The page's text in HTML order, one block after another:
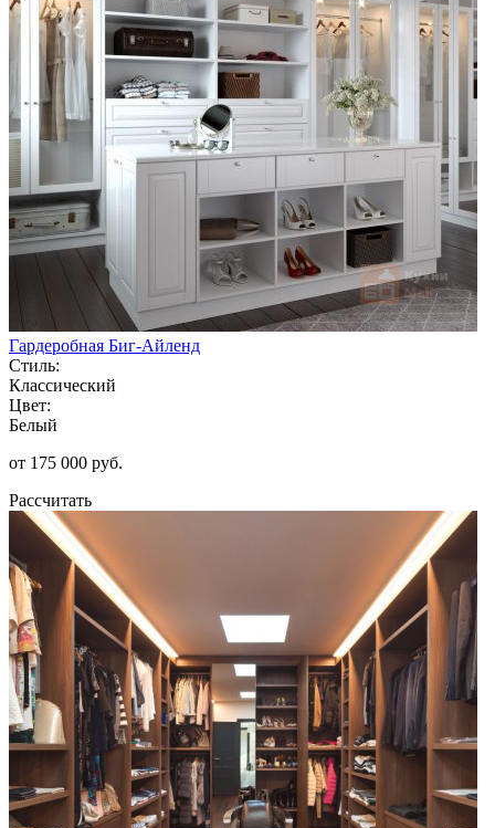
Гардеробная Биг-Айленд
Стиль:
Классический
Цвет:
Белый
от 175 000 руб.
Рассчитать